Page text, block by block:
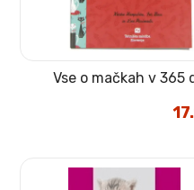
Vse o mačkah v 365